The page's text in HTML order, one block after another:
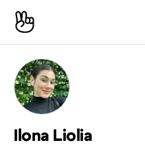
Ilona Liolia